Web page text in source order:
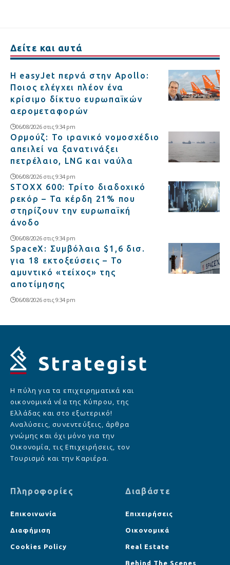
Δείτε και αυτά
Η easyJet περνά στην Apollo:
Ποιος ελέγχει πλέον ένα
κρίσιμο δίκτυο ευρωπαϊκών
αερομεταφορών
06/08/2026 στις 9:34 pm
Ορμούζ: Το ιρανικό νομοσχέδιο
απειλεί να ξανατινάξει
πετρέλαιο, LNG και ναύλα
06/08/2026 στις 9:34 pm
STOXX 600: Τρίτο διαδοχικό
ρεκόρ – Τα κέρδη 21% που
στηρίζουν την ευρωπαϊκή
άνοδο
06/08/2026 στις 9:34 pm
SpaceX: Συμβόλαια $1,6 δισ.
για 18 εκτοξεύσεις – Το
αμυντικό «τείχος» της
αποτίμησης
06/08/2026 στις 9:34 pm
Η πύλη για τα επιχειρηματικά και
οικονομικά νέα της Κύπρου, της
Ελλάδας και στο εξωτερικό!
Αναλύσεις, συνεντεύξεις, άρθρα
γνώμης και όχι μόνο για την
Οικονομία, τις Επιχειρήσεις, τον
Τουρισμό και την Καριέρα.
Πληροφορίες
Επικοινωνία
Διαφήμιση
Cookies Policy
Διαβάστε
Επιχειρήσεις
Οικονομικά
Real Estate
Behind The Scenes